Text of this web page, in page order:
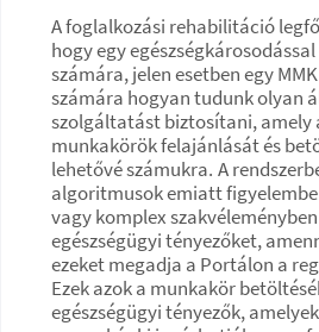
A foglalkozási rehabilitáció
hogy egy
számára, jelen esetben egy
számára hogyan tudunk olyan
szolgáltatást biztosítani, amely
munkakörök felajánlását és
lehetővé számukra. A
algoritmusok emiatt figyelembe
vagy komplex
egészségügyi tényezőket,
ezeket megadja a Portálon a
Ezek azok a munkakör
egészségügyi tényezők,